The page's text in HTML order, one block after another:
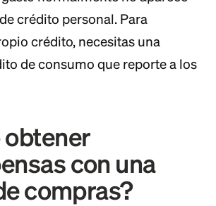
crédito personal. Para
crédito, necesitas una
de consumo que reporte a los
obtener
con una
compras?